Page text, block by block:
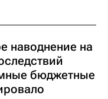
наводнение на
бюджетные